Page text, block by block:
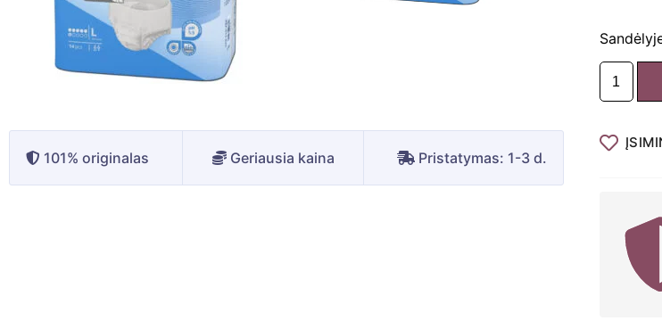
101% originalas Geriausia kaina Pristatymas: 1-3 d.
produkto
kiekis:
Mobile
N14